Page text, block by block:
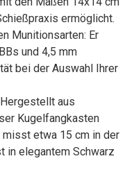
ermöglicht.
Munitionsarten: Er
und 4,5 mm
bei der Auswahl Ihrer
aus
Kugelfangkasten
etwa 15 cm in der
in elegantem Schwarz